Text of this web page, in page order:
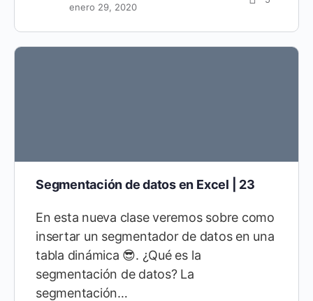
enero 29, 2020
Segmentación de datos en Excel | 23
En esta nueva clase veremos sobre como
insertar un segmentador de datos en una
tabla dinámica 😎. ¿Qué es la
segmentación de datos? La
segmentación…